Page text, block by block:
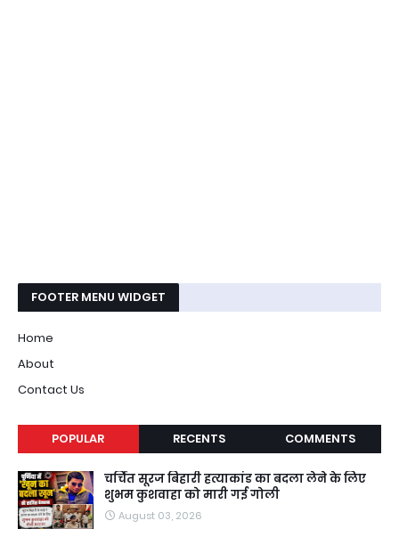
FOOTER MENU WIDGET
Home
About
Contact Us
POPULAR RECENTS COMMENTS
चर्चित सूरज बिहारी हत्याकांड का बदला लेने के लिए
शुभम कुशवाहा को मारी गई गोली
August 03, 2026